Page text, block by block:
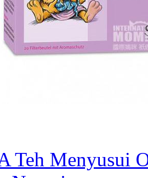
Teh Menyusui